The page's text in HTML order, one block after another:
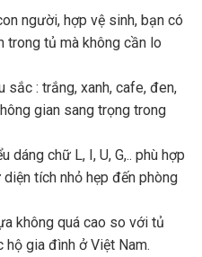
người, hợp vệ sinh, bạn có
trong tủ mà không cần lo
sắc : trắng, xanh, cafe, đen,
gian sang trọng trong
dáng chữ L, I, U, G,.. phù hợp
tích nhỏ hẹp đến phòng
không quá cao so với tủ
hộ gia đình ở Việt Nam.